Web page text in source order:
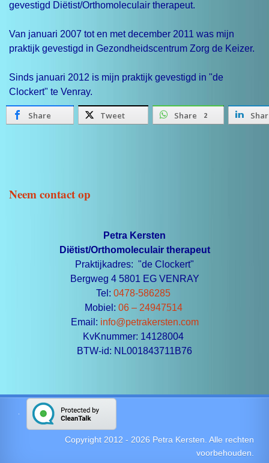
Neem contact op
Petra Kersten
Diëtist/Orthomoleculair therapeut
Praktijkadres: "de Clockert"
Bergweg 4 5801 EG VENRAY
Tel: 0478-586285
Mobiel: 06 – 24947514
Email: info@petrakersten.com
KvKnummer: 14128004
BTW-id: NL001843711B76
gevestigd Diëtist/Orthomoleculair therapeut.
Van januari 2007 tot en met december 2011 was mijn
praktijk gevestigd in Gezondheidscentrum Zorg de Keizer.
Sinds januari 2012 is mijn praktijk gevestigd in "de
Clockert" te Venray.
Share Tweet Share 2
Copyright 2012 - 2026 Petra Kersten. Alle rechten
voorbehouden.